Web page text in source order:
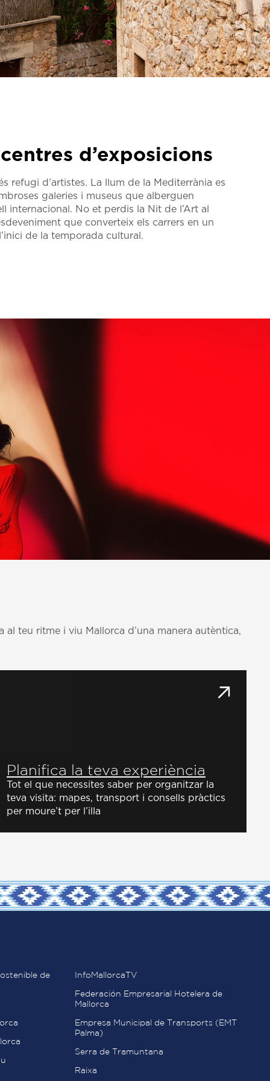
d’exposicions
refugi d’artistes. La llum de la Mediterrània es
galeries i museus que alberguen
internacional. No et perdis la Nit de l’Art al
que converteix els carrers en un
de la temporada cultural.
al teu ritme i viu Mallorca d’una manera autèntica,
Planifica la teva experiència
Tot el que necessites saber per organitzar la
teva visita: mapes, transport i consells pràctics
per moure’t per l’illa
de
InfoMallorcaTV
Federación Empresarial Hotelera de
Mallorca
Empresa Municipal de Transports (EMT
Palma)
Serra de Tramuntana
Raixa